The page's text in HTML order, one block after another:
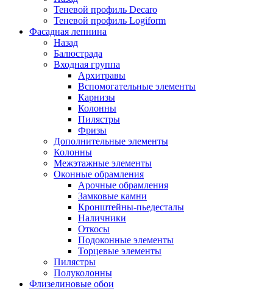
Теневой профиль Decaro
Теневой профиль Logiform
Фасадная лепнина
Назад
Балюстрада
Входная группа
Архитравы
Вспомогательные элементы
Карнизы
Колонны
Пилястры
Фризы
Дополнительные элементы
Колонны
Межэтажные элементы
Оконные обрамления
Арочные обрамления
Замковые камни
Кронштейны-пьедесталы
Наличники
Откосы
Подоконные элементы
Торцевые элементы
Пилястры
Полуколонны
Флизелиновые обои